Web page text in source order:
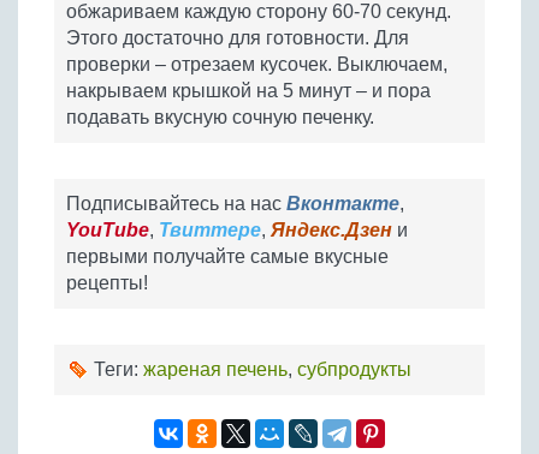
обжариваем каждую сторону 60-70 секунд.
Этого достаточно для готовности. Для
проверки – отрезаем кусочек. Выключаем,
накрываем крышкой на 5 минут – и пора
подавать вкусную сочную печенку.
Подписывайтесь на нас Вконтакте,
YouTube, Твиттере, Яндекс.Дзен и
первыми получайте самые вкусные
рецепты!
Теги: жареная печень, субпродукты